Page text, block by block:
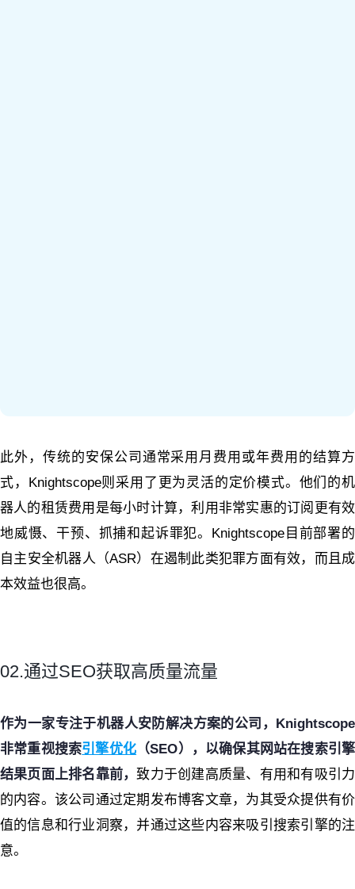
此外，传统的安保公司通常采用月费用或年费用的结算方
式，Knightscope则采用了更为灵活的定价模式。他们的机
器人的租赁费用是每小时计算，利用非常实惠的订阅更有效
地威慑、干预、抓捕和起诉罪犯。Knightscope目前部署的
自主安全机器人（ASR）在遏制此类犯罪方面有效，而且成
本效益也很高。
02.通过SEO获取高质量流量
作为一家专注于机器人安防解决方案的公司，Knightscope
非常重视搜索引擎优化 （SEO），以确保其网站在搜索引擎
结果页面上排名靠前， 致力于创建高质量、有用和有吸引力
的内容。该公司通过定期发布博客文章，为其受众提供有价
值的信息和行业洞察，并通过这些内容来吸引搜索引擎的注
意。